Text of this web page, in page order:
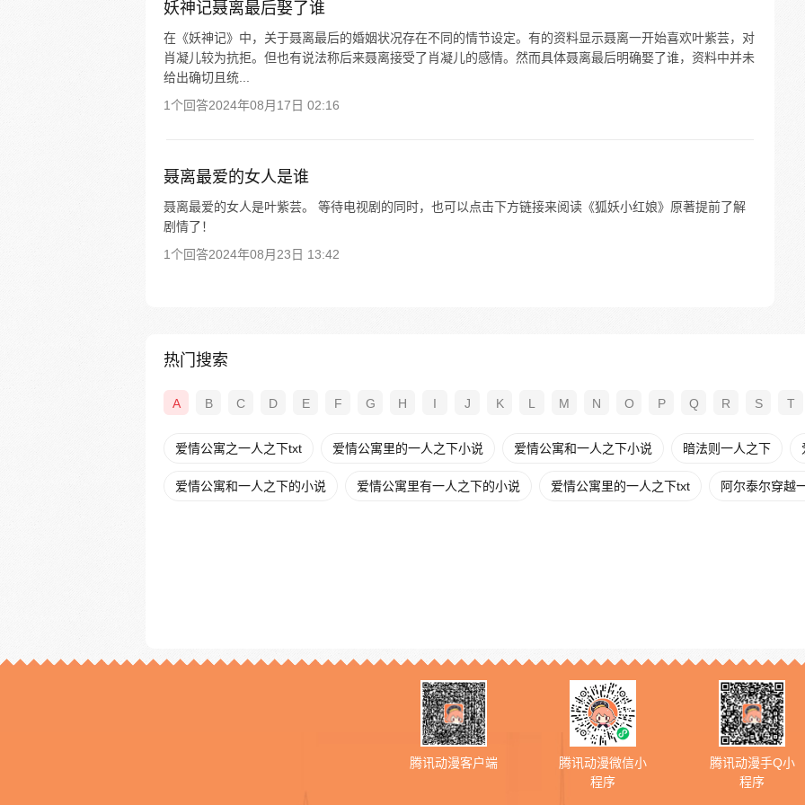
妖神记聂离最后娶了谁
在《妖神记》中，关于聂离最后的婚姻状况存在不同的情节设定。有的资料显示聂离一开始喜欢叶紫芸，对
肖凝儿较为抗拒。但也有说法称后来聂离接受了肖凝儿的感情。然而具体聂离最后明确娶了谁，资料中并未
给出确切且统...
1个回答2024年08月17日 02:16
聂离最爱的女人是谁
聂离最爱的女人是叶紫芸。 等待电视剧的同时，也可以点击下方链接来阅读《狐妖小红娘》原著提前了解
剧情了！
1个回答2024年08月23日 13:42
热门搜索
A B C D E F G H I J K L M N O P Q R S T
爱情公寓之一人之下txt 爱情公寓里的一人之下小说 爱情公寓和一人之下小说 暗法则一人之下
爱情公寓和一人之下的小说 爱情公寓里有一人之下的小说 爱情公寓里的一人之下txt 阿尔泰尔穿越
腾讯动漫客户端
腾讯动漫微信小
程序
腾讯动漫手Q小
程序